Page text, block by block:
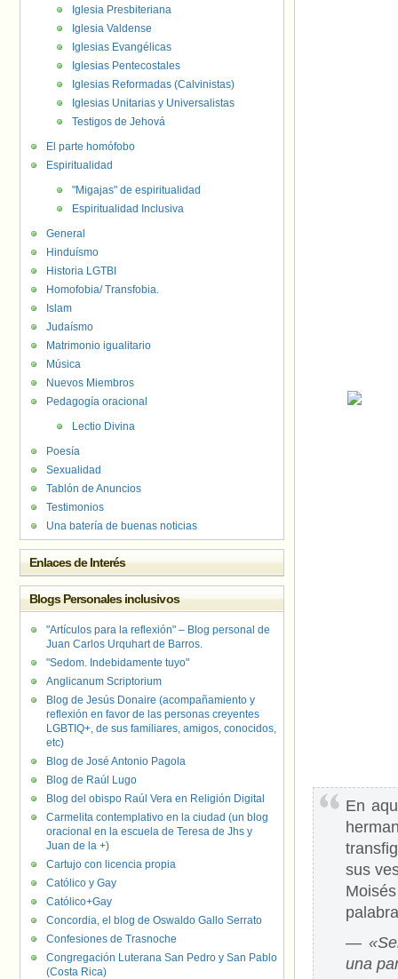
En
sus
―
una
Iglesia Presbiteriana
Iglesia Valdense
Iglesias Evangélicas
Iglesias Pentecostales
Iglesias Reformadas (Calvinistas)
Iglesias Unitarias y Universalistas
Testigos de Jehová
El parte homófobo
Espiritualidad
"Migajas" de espiritualidad
Espiritualidad Inclusiva
General
Hinduísmo
Historia LGTBI
Homofobia/ Transfobia.
Islam
Judaísmo
Matrimonio igualitario
Música
Nuevos Miembros
Pedagogía oracional
Lectio Divina
Poesía
Sexualidad
Tablón de Anuncios
Testimonios
Una batería de buenas noticias
Enlaces de Interés
Blogs Personales inclusivos
"Artículos para la reflexión" – Blog personal de
Juan Carlos Urquhart de Barros.
"Sedom. Indebidamente tuyo"
Anglicanum Scriptorium
Blog de Jesús Donaire (acompañamiento y
reflexión en favor de las personas creyentes
LGBTIQ+, de sus familiares, amigos, conocidos,
etc)
Blog de José Antonio Pagola
Blog de Raúl Lugo
Blog del obispo Raúl Vera en Religión Digital
Carmelita contemplativo en la ciudad (un blog
oracional en la escuela de Teresa de Jhs y
Juan de la +)
Cartujo con licencia propia
Católico y Gay
Católico+Gay
Concordia, el blog de Oswaldo Gallo Serrato
Confesiones de Trasnoche
Congregación Luterana San Pedro y San Pablo
(Costa Rica)